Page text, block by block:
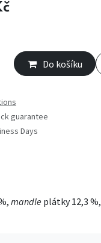
Do košíku
guarantee
Days
mandle plátky 12,3 %,